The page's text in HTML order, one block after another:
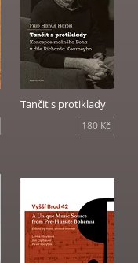
Tančit s protiklady
180 Kč